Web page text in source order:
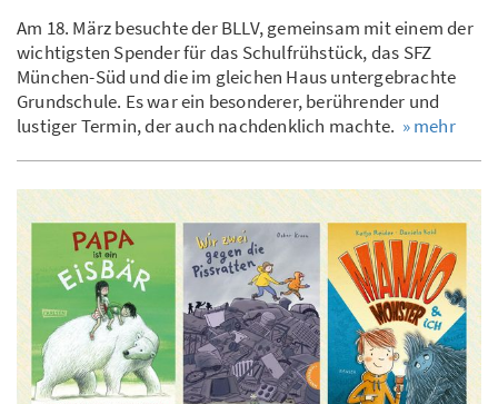
Am 18. März besuchte der BLLV, gemeinsam mit einem der
wichtigsten Spender für das Schulfrühstück, das SFZ
München-Süd und die im gleichen Haus untergebrachte
Grundschule. Es war ein besonderer, berührender und
lustiger Termin, der auch nachdenklich machte. » mehr